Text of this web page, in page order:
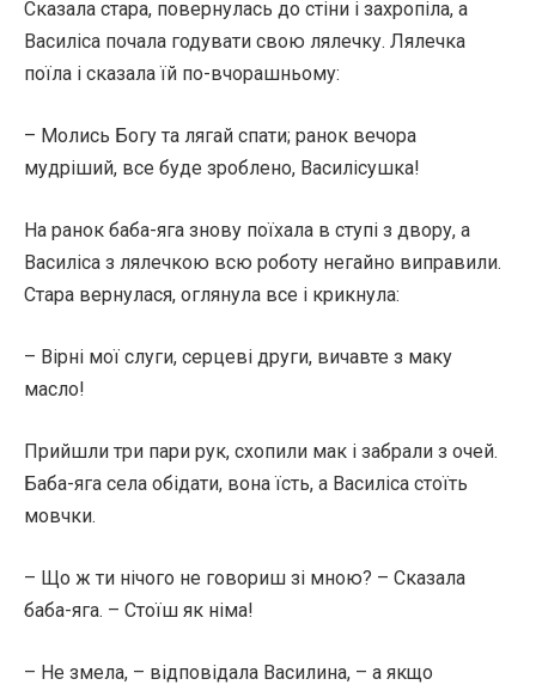
Сказала стара, повернулась до стіни і захропіла, а
Василіса почала годувати свою лялечку. Лялечка
поїла і сказала їй по-вчорашньому:
– Молись Богу та лягай спати; ранок вечора
мудріший, все буде зроблено, Василісушка!
На ранок баба-яга знову поїхала в ступі з двору, а
Василіса з лялечкою всю роботу негайно виправили.
Стара вернулася, оглянула все і крикнула:
– Вірні мої слуги, серцеві други, вичавте з маку
масло!
Прийшли три пари рук, схопили мак і забрали з очей.
Баба-яга села обідати, вона їсть, а Василіса стоїть
мовчки.
– Що ж ти нічого не говориш зі мною? – Сказала
баба-яга. – Стоїш як німа!
– Не змела, – відповідала Василина, – а якщо